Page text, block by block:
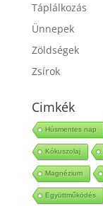
Táplálkozás
Ünnepek
Zöldségek
Zsírok
Cimkék
Húsmentes nap
Kókuszolaj
Magnézium
Együttműködés